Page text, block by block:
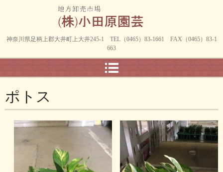
神奈川県足柄上郡大井町上大井245-1 TEL（0465）83-1661 FAX（0465）83-1
663
ポトス